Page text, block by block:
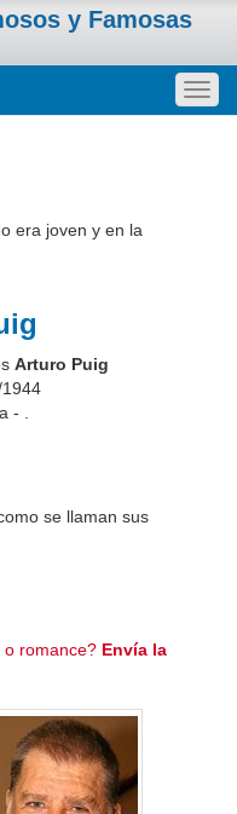
y Famosas
era joven y en la
Arturo Puig
- .
se llaman sus
o romance? Envía la